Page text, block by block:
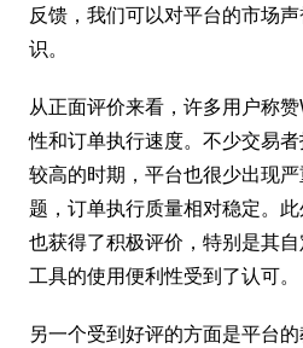
反馈，我们可以对平台的市场
识。
从正面评价来看，许多用户称
性和订单执行速度。不少交易
较高的时期，平台也很少出现
题，订单执行质量相对稳定。
也获得了积极评价，特别是其
工具的使用便利性受到了认可。
另一个受到好评的方面是平台